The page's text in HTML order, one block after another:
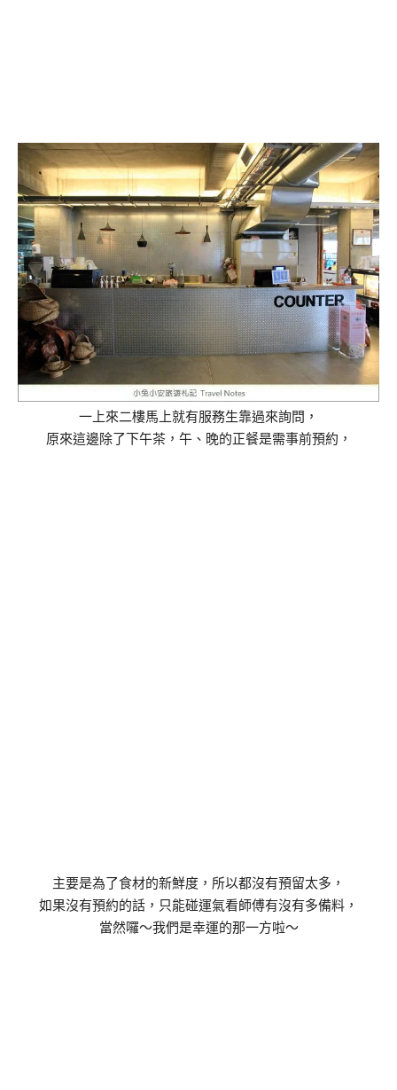
一上來二樓馬上就有服務生靠過來詢問，
原來這邊除了下午茶，午、晚的正餐是需事前預約，
主要是為了食材的新鮮度，所以都沒有預留太多，
如果沒有預約的話，只能碰運氣看師傅有沒有多備料，
當然囉～我們是幸運的那一方啦～